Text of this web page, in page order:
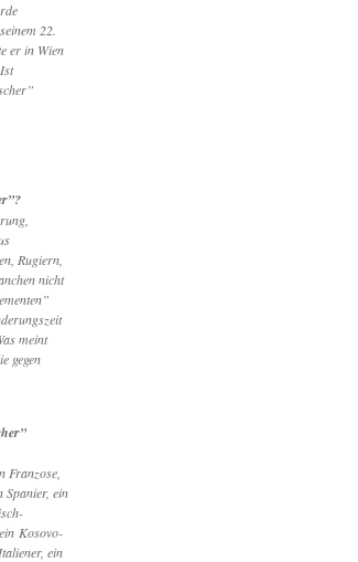
22.
er in Wien
Rugiern,
nicht
meint
gegen
Franzose,
Spanier, ein
Kosovo-
ein